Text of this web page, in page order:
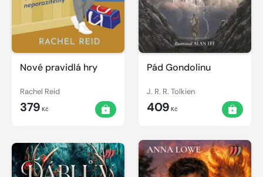
Nové pravidlá hry
Rachel Reid
379 Kč
Pád Gondolinu
J. R. R. Tolkien
409 Kč